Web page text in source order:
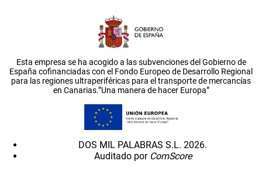
Esta empresa se ha acogido a las subvenciones del Gobierno de
España cofinanciadas con el Fondo Europeo de Desarrollo Regional
para las regiones ultraperiféricas para el transporte de mercancías
en Canarias.”Una manera de hacer Europa”
DOS MIL PALABRAS S.L. 2026.
Auditado por ComScore